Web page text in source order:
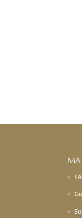
MA